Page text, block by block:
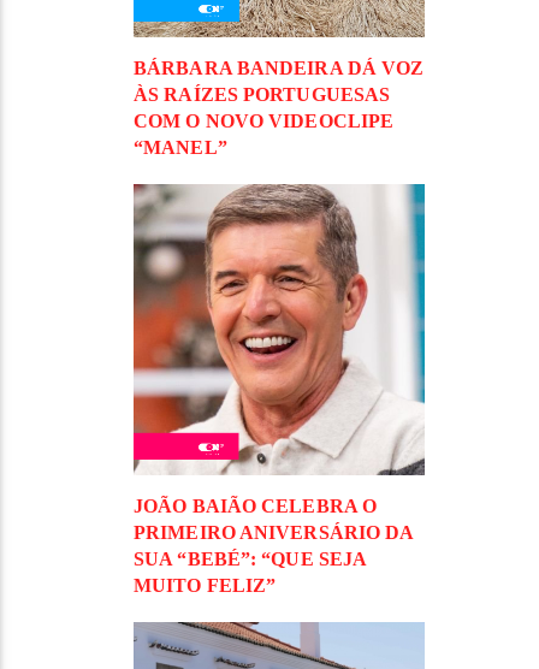
BÁRBARA BANDEIRA DÁ VOZ
ÀS RAÍZES PORTUGUESAS
COM O NOVO VIDEOCLIPE
“MANEL”
JOÃO BAIÃO CELEBRA O
PRIMEIRO ANIVERSÁRIO DA
SUA “BEBÉ”: “QUE SEJA
MUITO FELIZ”